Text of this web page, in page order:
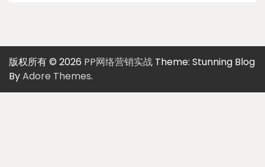
版权所有 © 2026 PP网络营销实战 Theme: Stunning Blog
ByAdore Themes.